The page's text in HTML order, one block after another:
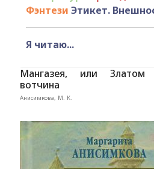
Фэнтези Этикет.
Я читаю...
Мангазея, или Златом
вотчина
Анисимкова, М. К.